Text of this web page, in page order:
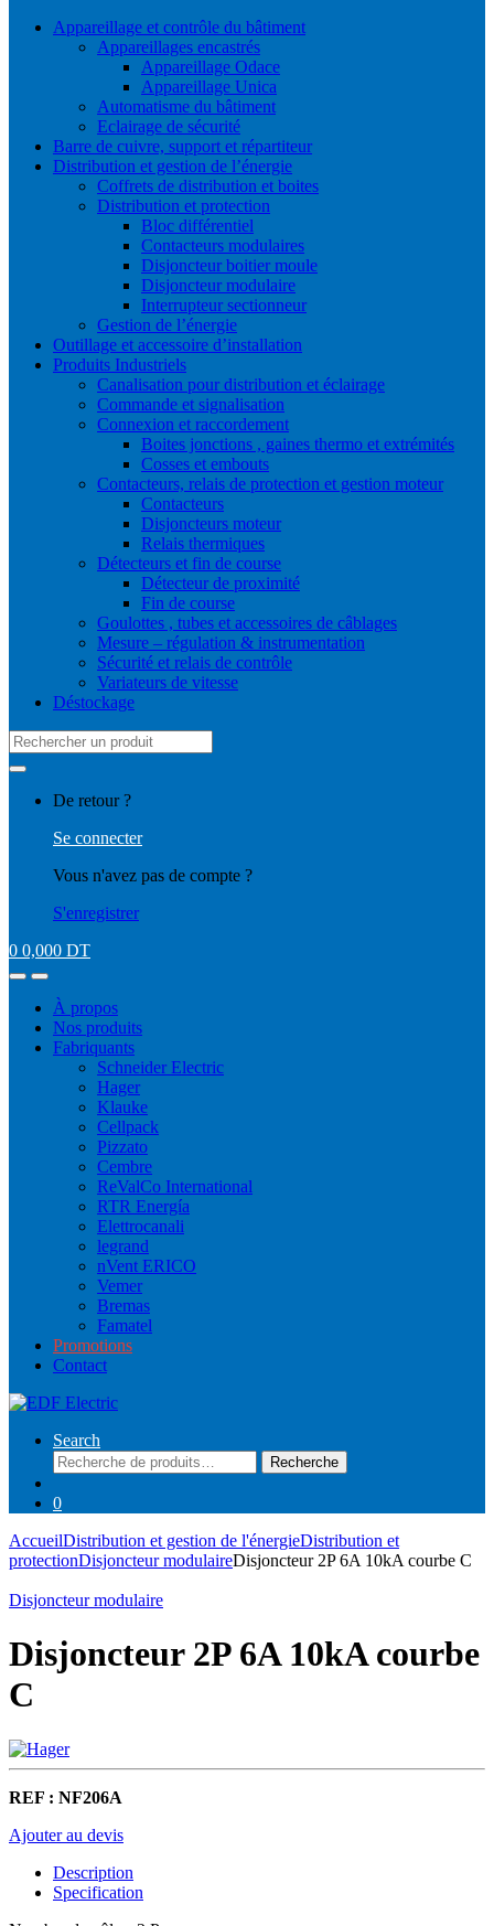
Appareillage et contrôle du bâtiment
Appareillages encastrés
Appareillage Odace
Appareillage Unica
Automatisme du bâtiment
Eclairage de sécurité
Barre de cuivre, support et répartiteur
Distribution et gestion de l’énergie
Coffrets de distribution et boites
Distribution et protection
Bloc différentiel
Contacteurs modulaires
Disjoncteur boitier moule
Disjoncteur modulaire
Interrupteur sectionneur
Gestion de l’énergie
Outillage et accessoire d’installation
Produits Industriels
Canalisation pour distribution et éclairage
Commande et signalisation
Connexion et raccordement
Boites jonctions , gaines thermo et extrémités
Cosses et embouts
Contacteurs, relais de protection et gestion moteur
Contacteurs
Disjoncteurs moteur
Relais thermiques
Détecteurs et fin de course
Détecteur de proximité
Fin de course
Goulottes , tubes et accessoires de câblages
Mesure – régulation & instrumentation
Sécurité et relais de contrôle
Variateurs de vitesse
Déstockage
Search
for:
De retour ?
Se connecter
Vous n'avez pas de compte ?
S'enregistrer
0 0,000 DT
À propos
Nos produits
Fabriquants
Schneider Electric
Hager
Klauke
Cellpack
Pizzato
Cembre
ReValCo International
RTR Energía
Elettrocanali
legrand
nVent ERICO
Vemer
Bremas
Famatel
Promotions
Contact
Search
Recherche
pour :
Recherche
0
AccueilDistribution et gestion de l'énergieDistribution et
protectionDisjoncteur modulaireDisjoncteur 2P 6A 10kA courbe C
Disjoncteur modulaire
Disjoncteur 2P 6A 10kA courbe
C
REF : NF206A
Ajouter au devis
Description
Specification